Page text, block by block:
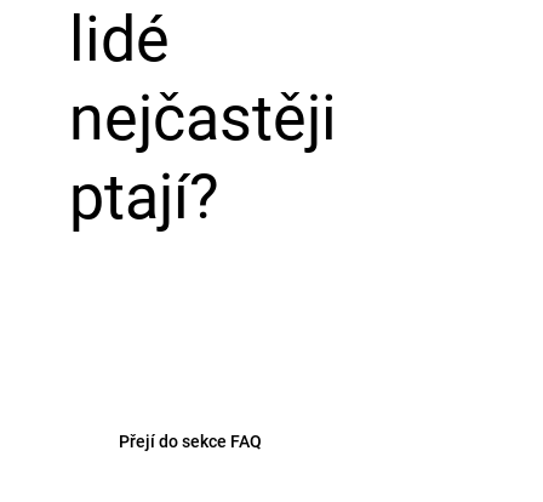
lidé
nejčastěji
ptají?
Přejí do sekce FAQ